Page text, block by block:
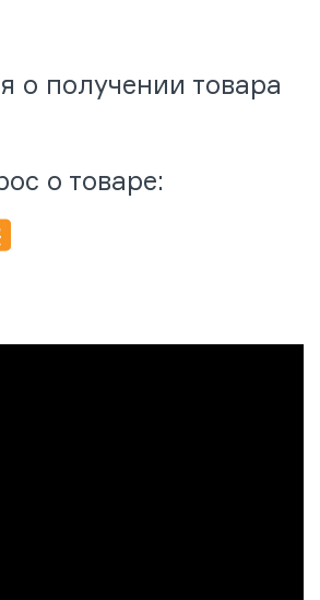
о получении товара
о товаре: